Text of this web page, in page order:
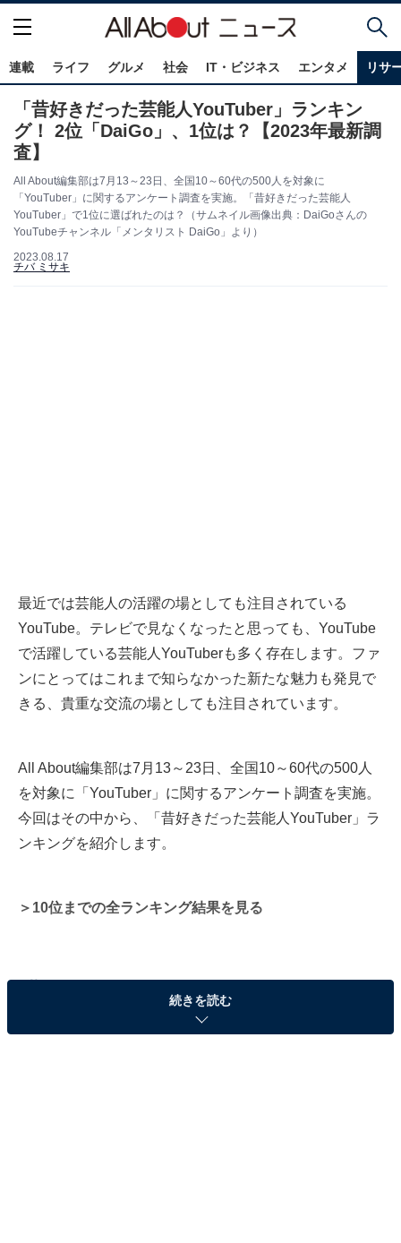
連載 ライフ グルメ 社会 IT・ビジネス エンタメ リサ
「昔好きだった芸能人YouTuber」ランキン
グ！ 2位「DaiGo」、1位は？【2023年最新調
査】
All About編集部は7月13～23日、全国10～60代の500人を対象に
「YouTuber」に関するアンケート調査を実施。「昔好きだった芸能人
YouTuber」で1位に選ばれたのは？（サムネイル画像出典：DaiGoさんの
YouTubeチャンネル「メンタリスト DaiGo」より）
2023.08.17
チバ ミサキ
最近では芸能人の活躍の場としても注目されている
YouTube。テレビで見なくなったと思っても、YouTube
で活躍している芸能人YouTuberも多く存在します。ファ
ンにとってはこれまで知らなかった新たな魅力も発見で
きる、貴重な交流の場としても注目されています。
All About編集部は7月13～23日、全国10～60代の500人
を対象に「YouTuber」に関するアンケート調査を実施。
今回はその中から、「昔好きだった芸能人YouTuber」ラ
ンキングを紹介します。
＞10位までの全ランキング結果を見る
続きを読む